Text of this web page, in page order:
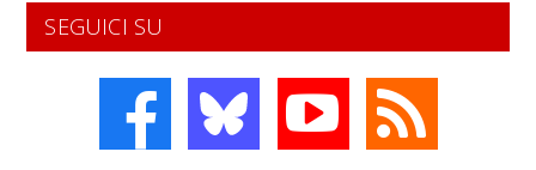
SEGUICI SU